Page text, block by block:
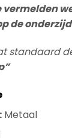
de
standaard
Metaal